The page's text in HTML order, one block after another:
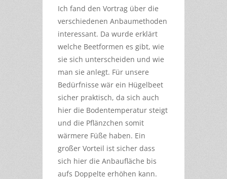
Ich fand den Vortrag über die
verschiedenen Anbaumethoden
interessant. Da wurde erklärt
welche Beetformen es gibt, wie
sie sich unterscheiden und wie
man sie anlegt. Für unsere
Bedürfnisse wär ein Hügelbeet
sicher praktisch, da sich auch
hier die Bodentemperatur steigt
und die Pflänzchen somit
wärmere Füße haben. Ein
großer Vorteil ist sicher dass
sich hier die Anbaufläche bis
aufs Doppelte erhöhen kann.